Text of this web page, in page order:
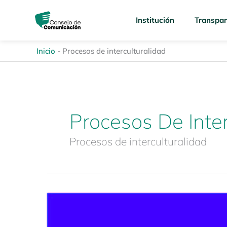
Institución
Inicio - Procesos de interculturalidad
Procesos De
Procesos de interculturalidad